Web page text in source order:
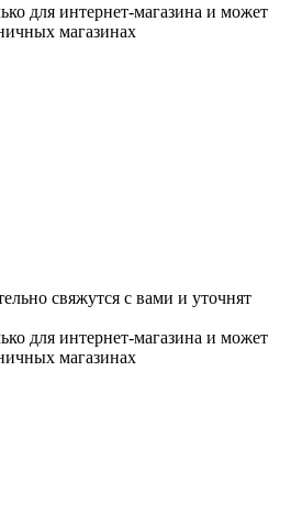
для интернет-магазина и может
магазинах
свяжутся с вами и уточнят
для интернет-магазина и может
магазинах